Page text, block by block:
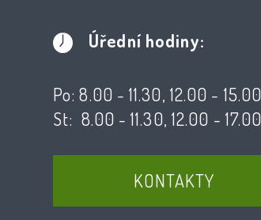
Úřední hodiny:
Po: 8.00 - 11.30, 12.00 - 15.00
St: 8.00 - 11.30, 12.00 - 17.00
KONTAKTY